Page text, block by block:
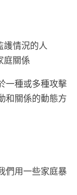
護情況的人
庭關係
一種或多種攻擊
和關係的動態方
們用一些家庭暴